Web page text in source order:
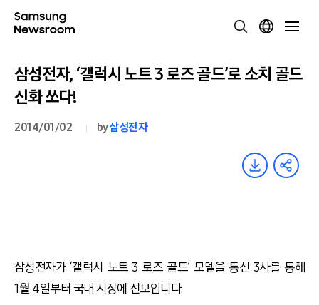
삼성전자, ‘갤럭시 노트 3 로즈 골드’로 소치 골드
신화 쏘다!
2014/01/02 by삼성전자
삼성전자가 ‘갤럭시 노트 3 로즈 골드’ 모델을 통신 3사를 통해
1월 4일부터 국내 시장에 선보입니다.